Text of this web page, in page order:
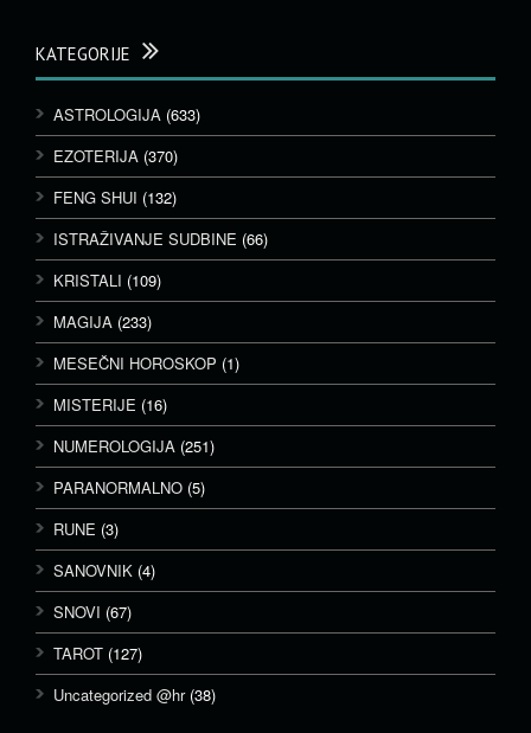
KATEGORIJE
ASTROLOGIJA (633)
EZOTERIJA (370)
FENG SHUI (132)
ISTRAŽIVANJE SUDBINE (66)
KRISTALI (109)
MAGIJA (233)
MESEČNI HOROSKOP (1)
MISTERIJE (16)
NUMEROLOGIJA (251)
PARANORMALNO (5)
RUNE (3)
SANOVNIK (4)
SNOVI (67)
TAROT (127)
Uncategorized @hr(38)